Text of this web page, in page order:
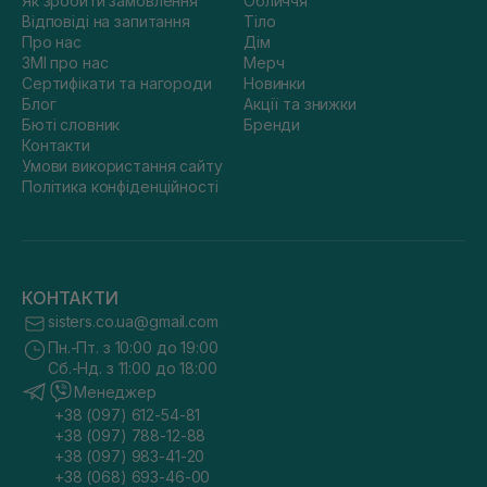
Відповіді на запитання
Про нас
ЗМІ про нас
Сертифікати та нагороди
Блог
Бюті словник
Контакти
Умови використання сайту
Політика конфіденційності
Тіло
Дім
Мерч
Новинки
Акції та знижки
Бренди
КОНТАКТИ
sisters.co.ua@gmail.com
Пн.-Пт. з 10:00 до 19:00
Сб.-Нд. з 11:00 до 18:00
Менеджер
+38 (097) 612-54-81
+38 (097) 788-12-88
+38 (097) 983-41-20
+38 (068) 693-46-00